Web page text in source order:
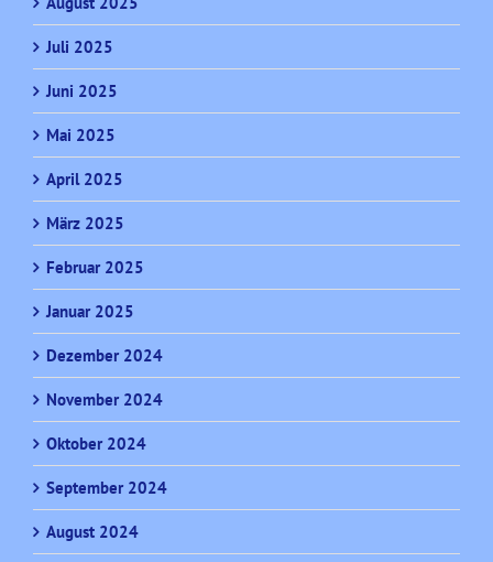
Juli 2025
Juni 2025
Mai 2025
April 2025
März 2025
Februar 2025
Januar 2025
Dezember 2024
November 2024
Oktober 2024
September 2024
August 2024